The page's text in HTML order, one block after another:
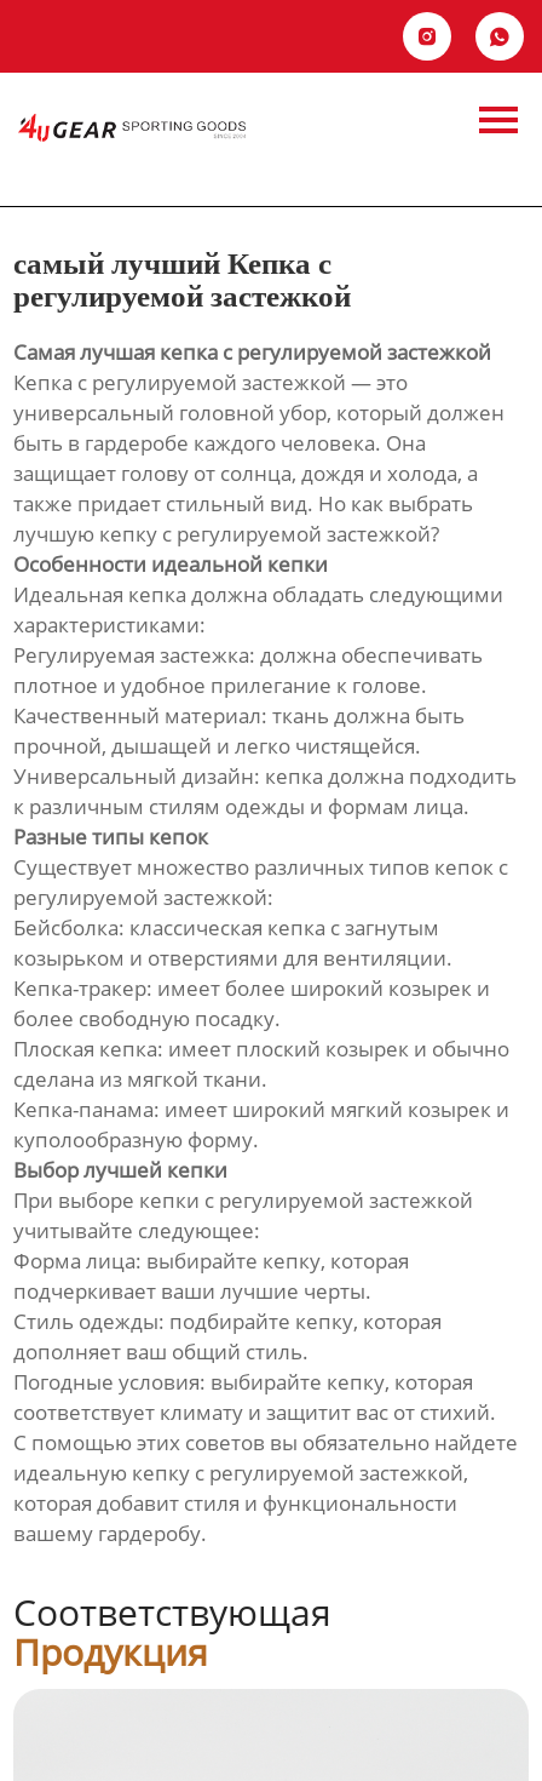
 
Контакты
самый лучший
регулируемой
застежкой
самый лучший Кепка с
регулируемой застежкой
Самая лучшая кепка с регулируемой застежкой
Кепка с регулируемой застежкой — это
универсальный головной убор, который должен
быть в гардеробе каждого человека. Она
защищает голову от солнца, дождя и холода, а
также придает стильный вид. Но как выбрать
лучшую кепку с регулируемой застежкой?
Особенности идеальной кепки
Идеальная кепка должна обладать следующими
характеристиками:
Регулируемая застежка: должна обеспечивать
плотное и удобное прилегание к голове.
Качественный материал: ткань должна быть
прочной, дышащей и легко чистящейся.
Универсальный дизайн: кепка должна подходить
к различным стилям одежды и формам лица.
Разные типы кепок
Существует множество различных типов кепок с
регулируемой застежкой:
Бейсболка: классическая кепка с загнутым
козырьком и отверстиями для вентиляции.
Кепка-тракер: имеет более широкий козырек и
более свободную посадку.
Плоская кепка: имеет плоский козырек и обычно
сделана из мягкой ткани.
Кепка-панама: имеет широкий мягкий козырек и
куполообразную форму.
Выбор лучшей кепки
При выборе кепки с регулируемой застежкой
учитывайте следующее:
Форма лица: выбирайте кепку, которая
подчеркивает ваши лучшие черты.
Стиль одежды: подбирайте кепку, которая
дополняет ваш общий стиль.
Погодные условия: выбирайте кепку, которая
соответствует климату и защитит вас от стихий.
С помощью этих советов вы обязательно найдете
идеальную кепку с регулируемой застежкой,
которая добавит стиля и функциональности
вашему гардеробу.
Соответствующая
Продукция